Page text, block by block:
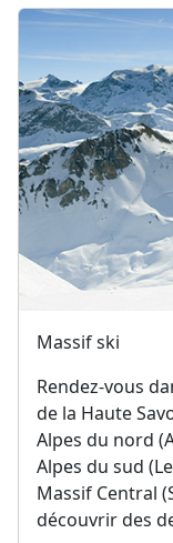
Massif ski
Rendez-vous
de la Haute
Alpes du nord
Alpes du sud
Massif Central
découvrir des